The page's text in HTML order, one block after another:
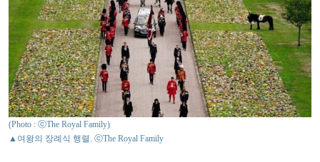
(Photo : ⓒThe Royal Family)
▲여왕의 장례식 행렬. ⓒThe Royal Family